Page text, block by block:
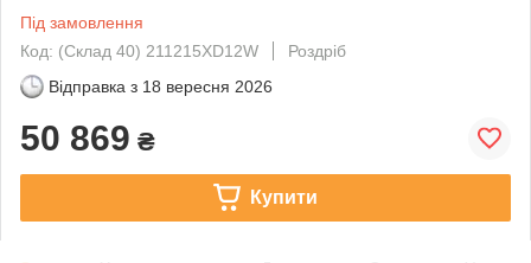
Під замовлення
Код: (Склад 40) 211215XD12W
Роздріб
Відправка з 18 вересня 2026
50 869 ₴
Купити